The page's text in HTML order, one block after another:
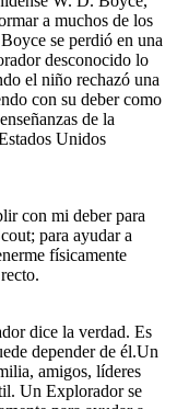
a muchos de los
se perdió en una
desconocido lo
el niño rechazó una
con su deber como
de la
Unidos
con mi deber para
para ayudar a
físicamente
dice la verdad. Es
depender de él.Un
amigos, líderes
Un Explorador se